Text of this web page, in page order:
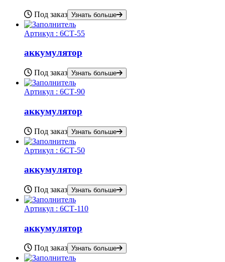
Под заказ Узнать больше
Артикул : 6СТ-55
аккумулятор
Под заказ Узнать больше
Артикул : 6СТ-90
аккумулятор
Под заказ Узнать больше
Артикул : 6СТ-50
аккумулятор
Под заказ Узнать больше
Артикул : 6СТ-110
аккумулятор
Под заказ Узнать больше